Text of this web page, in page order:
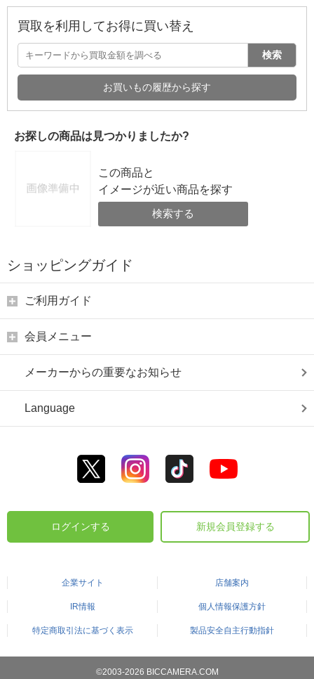
買取を利用してお得に買い替え
検索
お買いもの履歴から探す
お探しの商品は見つかりましたか?
この商品と
イメージが近い商品を探す
検索する
ショッピングガイド
ご利用ガイド
会員メニュー
メーカーからの重要なお知らせ
Language
ログインする 新規会員登録する
企業サイト 店舗案内
IR情報 個人情報保護方針
特定商取引法に基づく表示 製品安全自主行動指針
©2003-2026 BICCAMERA.COM